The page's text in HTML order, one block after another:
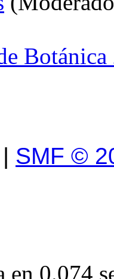
Botánica
| SMF ©
en 0.074